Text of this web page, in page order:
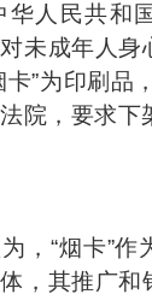
华人民共和
未成年人身
”为印刷品
法院，要求
，“烟卡”作
，其推广和